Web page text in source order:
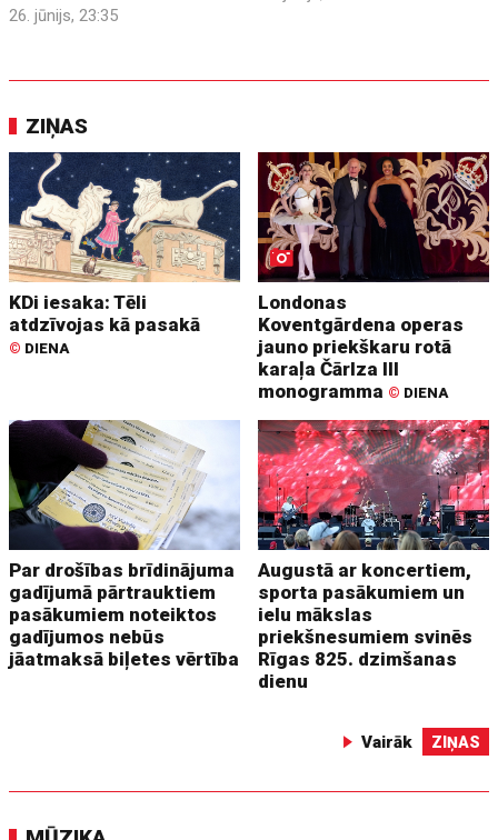
26. jūnijs, 23:35
ZIŅAS
KDi iesaka: Tēli
atdzīvojas kā pasakā
© DIENA
Londonas
Koventgārdena operas
jauno priekškaru rotā
karaļa Čārlza III
monogramma © DIENA
Par drošības brīdinājuma
gadījumā pārtrauktiem
pasākumiem noteiktos
gadījumos nebūs
jāatmaksā biļetes vērtība
Augustā ar koncertiem,
sporta pasākumiem un
ielu mākslas
priekšnesumiem svinēs
Rīgas 825. dzimšanas
dienu
Vairāk ZIŅAS